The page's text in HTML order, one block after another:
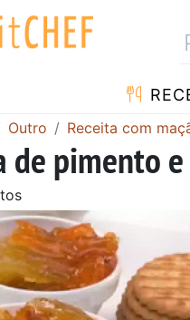
Outro Receita com
de pimento